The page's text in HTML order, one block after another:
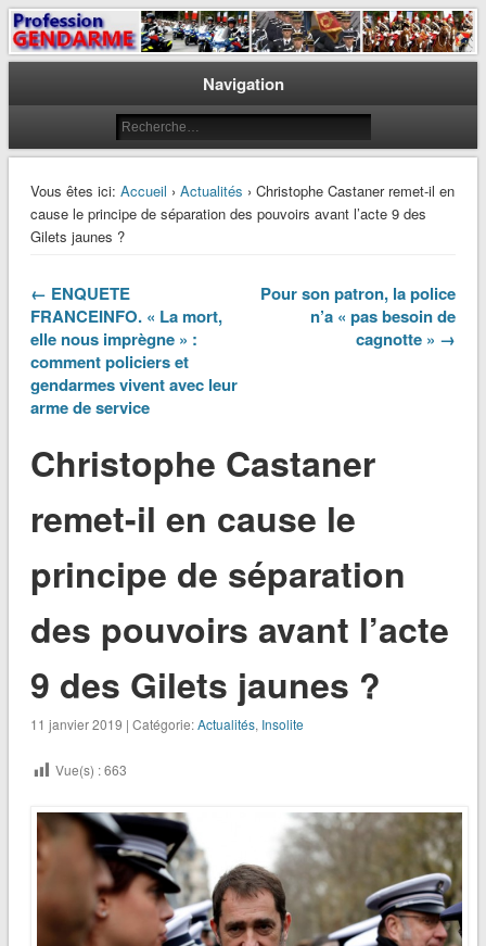
Profession Gendarme
Le journal des gendarmes
Navigation
Vous êtes ici: Accueil › Actualités › Christophe Castaner remet-il en
cause le principe de séparation des pouvoirs avant l’acte 9 des
Gilets jaunes ?
← ENQUETE
FRANCEINFO. « La mort,
elle nous imprègne » :
comment policiers et
gendarmes vivent avec leur
arme de service
Pour son patron, la police
n’a « pas besoin de
cagnotte » →
Christophe Castaner
remet-il en cause le
principe de séparation
des pouvoirs avant l’acte
9 des Gilets jaunes ?
11 janvier 2019 | Catégorie:Actualités, Insolite
Vue(s) :663